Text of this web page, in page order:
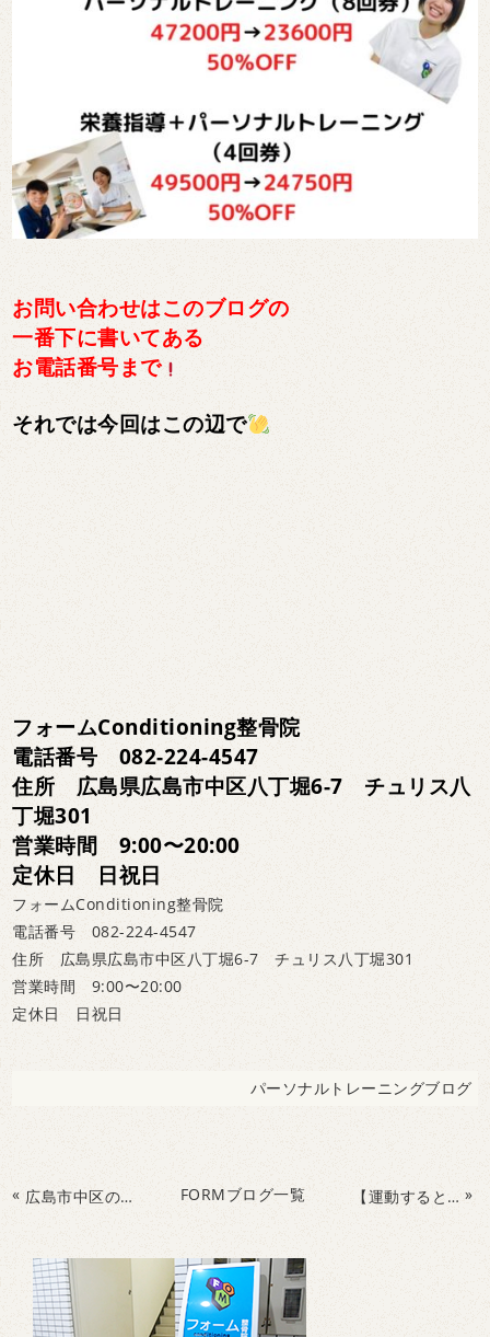
お問い合わせはこのブログの
一番下に書いてある
お電話番号まで
それでは今回はこの辺で
フォームConditioning整骨院
電話番号 082-224-4547
住所 広島県広島市中区八丁堀6-7 チュリス八
丁堀301
営業時間 9:00〜20:00
定休日 日祝日
フォームConditioning整骨院
電話番号 082-224-4547
住所 広島県広島市中区八丁堀6-7 チュリス八丁堀301
営業時間 9:00〜20:00
定休日 日祝日
パーソナルトレーニングブログ
« 広島市中区の整骨院で長期間悩まされている【腰痛】を『運動』で改善！ FORMブログ一覧 【運動すると身体はどう変わる？】広島市中区の整骨院で腰痛・首こりを改善改善しよう！ »